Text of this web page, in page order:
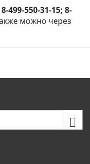
8-499-550-31-15; 8-
можно через